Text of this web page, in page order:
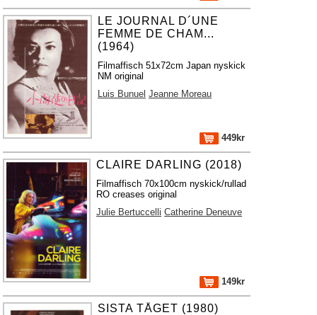
LE JOURNAL D´UNE
FEMME DE CHAM...
(1964)
Filmaffisch 51x72cm Japan nyskick
NM original
Luis Bunuel Jeanne Moreau
449kr
CLAIRE DARLING (2018)
Filmaffisch 70x100cm nyskick/rullad
RO creases original
Julie Bertuccelli Catherine Deneuve
149kr
SISTA TÅGET (1980)